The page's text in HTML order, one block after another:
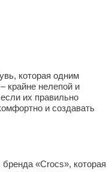
которая одним
крайне нелепой и
их правильно
и создавать
«Crocs», которая